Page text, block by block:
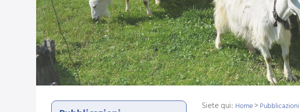
Siete qui: Home>Pubblicazioni